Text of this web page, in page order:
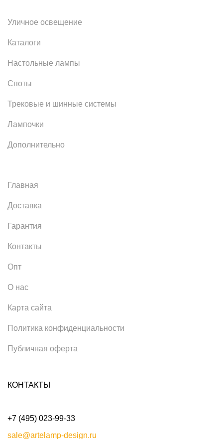
Уличное освещение
Каталоги
Настольные лампы
Споты
Трековые и шинные системы
Лампочки
Дополнительно
Главная
Доставка
Гарантия
Контакты
Опт
О нас
Карта сайта
Политика конфиденциальности
Публичная оферта
КОНТАКТЫ
+7 (495) 023-99-33
sale@artelamp-design.ru